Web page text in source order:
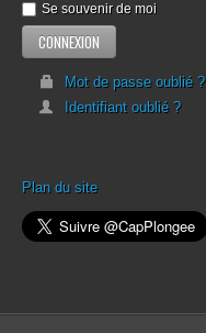
Se souvenir de moi
Mot de passe oublié ?
Identifiant oublié ?
Plan du site